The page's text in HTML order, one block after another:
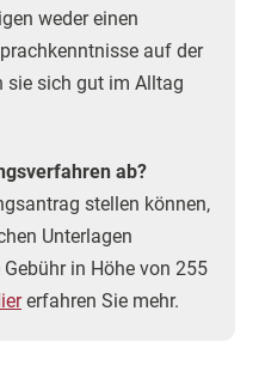
weder einen
auf der
sie sich gut im Alltag
ab?
stellen können,
Unterlagen
in Höhe von 255
erfahren Sie mehr.